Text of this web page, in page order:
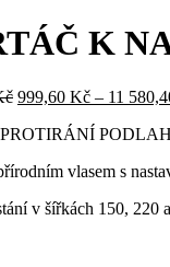
K
Rozpětí
1
až
624,00 Kč
999,60 Kč – 11
PODLAH
vlasem s
v šířkách 150, 220